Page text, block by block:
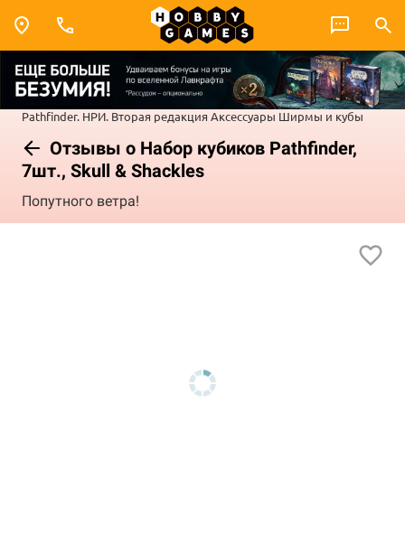
Pathfinder. НРИ. Вторая редакция Аксессуары Ширмы и кубы
Отзывы о Набор кубиков Pathfinder,
7шт., Skull & Shackles
Попутного ветра!